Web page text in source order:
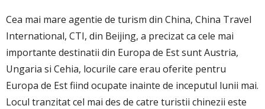
Cea mai mare agentie de turism din China, China Travel
International, CTI, din Beijing, a precizat ca cele mai
importante destinatii din Europa de Est sunt Austria,
Ungaria si Cehia, locurile care erau oferite pentru
Europa de Est fiind ocupate inainte de inceputul lunii mai.
Locul tranzitat cel mai des de catre turistii chinezii este